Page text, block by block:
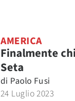
AMERICA
Finalmente
Seta
di Paolo Fusi
24 Luglio 2023